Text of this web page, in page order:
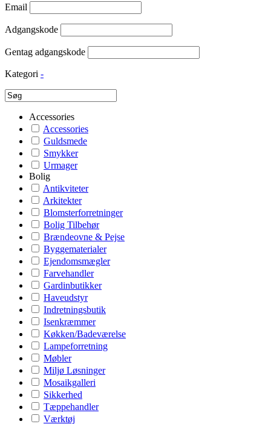
Email
Adgangskode
Gentag adgangskode
Kategori -
Accessories
Accessories
Guldsmede
Smykker
Urmager
Bolig
Antikviteter
Arkitekter
Blomsterforretninger
Bolig Tilbehør
Brændeovne & Pejse
Byggematerialer
Ejendomsmægler
Farvehandler
Gardinbutikker
Haveudstyr
Indretningsbutik
Isenkræmmer
Køkken/Badeværelse
Lampeforretning
Møbler
Miljø Løsninger
Mosaikgalleri
Sikkerhed
Tæppehandler
Værktøj